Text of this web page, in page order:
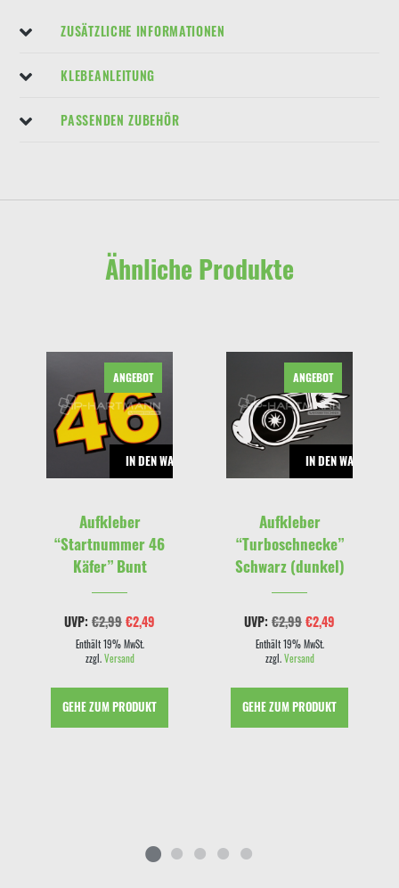
ZUSÄTZLICHE INFORMATIONEN
KLEBEANLEITUNG
PASSENDEN ZUBEHÖR
Ähnliche Produkte
IN DEN WARENKORB
ANGEBOT
Aufkleber
“Startnummer 46
Käfer” Bunt
UVP: €2,99Ursprünglicher
Preis
war:
€2,99
€2,49
Enthält 19% MwSt.
zzgl.Versand
GEHE ZUM PRODUKT
IN DEN
ANGEBOT
Aufkleber
“Turboschnecke”
Schwarz (dunkel)
UVP: €2,99Ursprünglicher
Preis
war:
€2,99
€2,49
Enthält 19% MwSt.
zzgl.Versand
GEHE ZUM PRODUKT